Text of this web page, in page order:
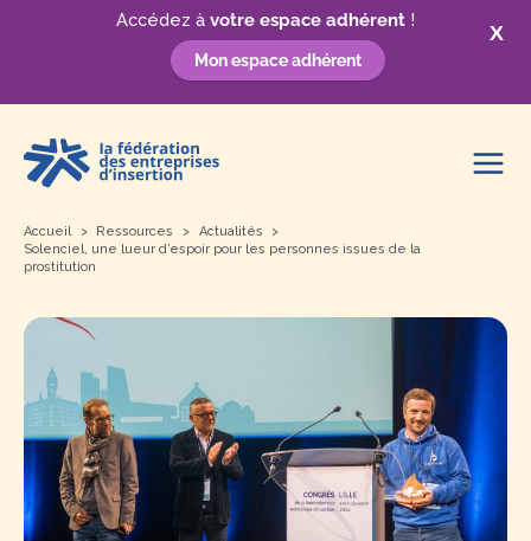
X
Accédez à votre espace adhérent !
Mon espace adhérent
contenu
Accueil Ressources
Actualités
Solenciel, une lueur d’espoir pour les personnes issues de la
prostitution